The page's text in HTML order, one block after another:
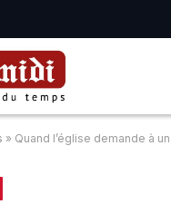
» Quand l’église demande à